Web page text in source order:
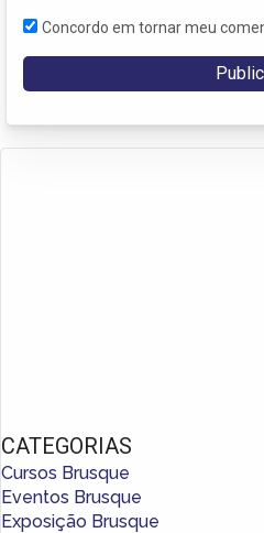
Concordo em tornar meu
CATEGORIAS
Cursos Brusque
Eventos Brusque
Exposição Brusque